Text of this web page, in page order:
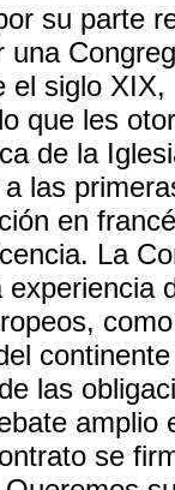
su parte
una
el siglo
que les
de la
las
en
La
las
amplio
se